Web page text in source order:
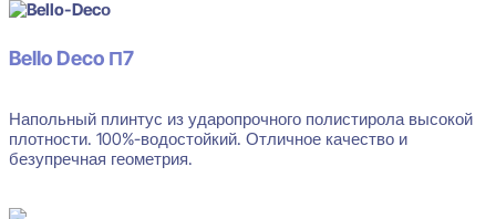
Bello Deco П7
Напольный плинтус из ударопрочного полистирола высокой
плотности. 100%-водостойкий. Отличное качество и
безупречная геометрия.